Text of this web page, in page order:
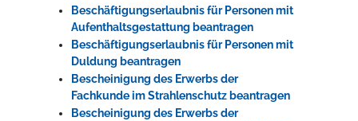
Beschäftigungserlaubnis für Personen mit
Aufenthaltsgestattung beantragen
Beschäftigungserlaubnis für Personen mit
Duldung beantragen
Bescheinigung des Erwerbs der
Fachkunde im Strahlenschutz beantragen
Bescheinigung des Erwerbs der